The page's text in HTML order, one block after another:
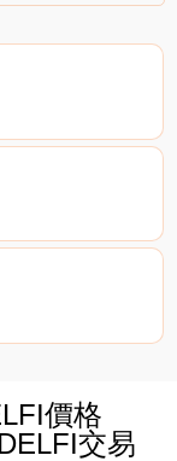
價格
交易